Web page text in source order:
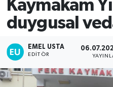
Kaymakam
duygusal
EMEL USTA
EDITÖR